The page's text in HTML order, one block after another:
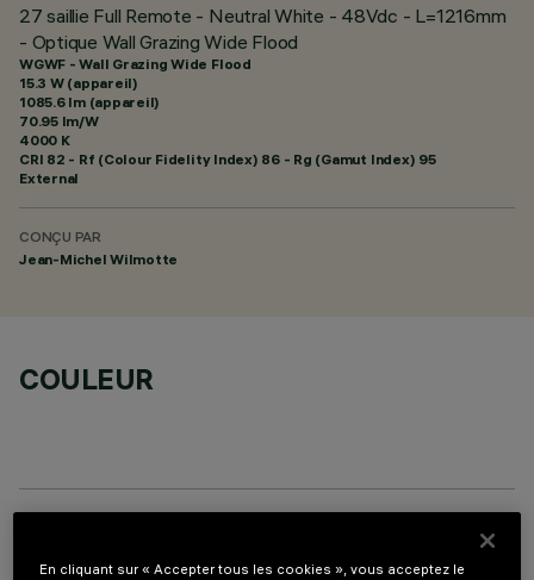
27 saillie Full Remote - Neutral White - 48Vdc - L=1216mm
- Optique Wall Grazing Wide Flood
WGWF - Wall Grazing Wide Flood
15.3 W (appareil)
1085.6 lm (appareil)
70.95 lm/W
4000 K
CRI 82 - Rf (Colour Fidelity Index) 86 - Rg (Gamut Index) 95
External
CONÇU PAR
Jean-Michel Wilmotte
COULEUR
En cliquant sur « Accepter tous les cookies », vous acceptez le